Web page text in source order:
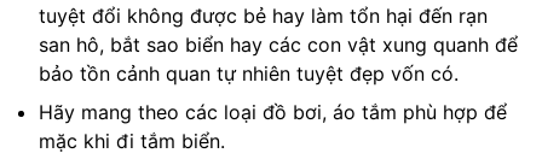
tuyệt đổi không được bẻ hay làm tổn hại đến rạn
san hô, bắt sao biển hay các con vật xung quanh để
bảo tồn cảnh quan tự nhiên tuyệt đẹp vốn có.
Hãy mang theo các loại đồ bơi, áo tắm phù hợp để
mặc khi đi tắm biển.